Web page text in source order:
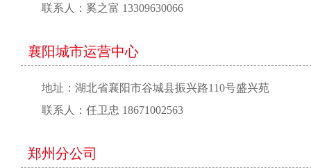
联系人：奚之富 13309630066
襄阳城市运营中心
地址：湖北省襄阳市谷城县振兴路110号盛兴苑
联系人：任卫忠 18671002563
郑州分公司